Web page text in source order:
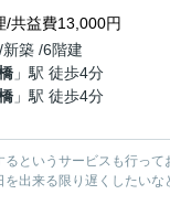
/共益費13,000円
築 /6階建
」駅 徒歩4分
」駅 徒歩4分
というサービスも行って
出来る限り遅くしたい